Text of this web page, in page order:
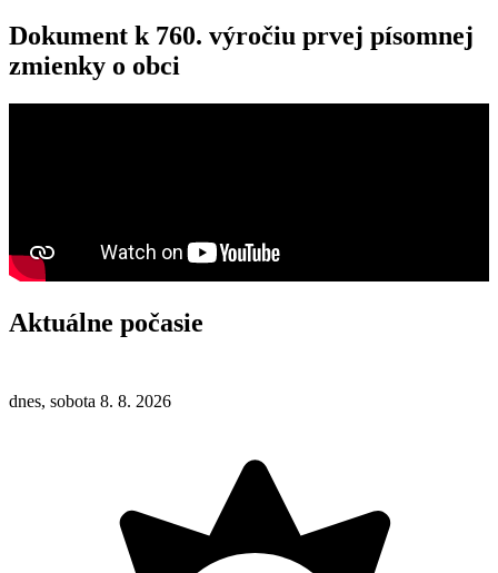
Dokument k 760. výročiu prvej písomnej
zmienky o obci
Aktuálne počasie
dnes, sobota 8. 8. 2026